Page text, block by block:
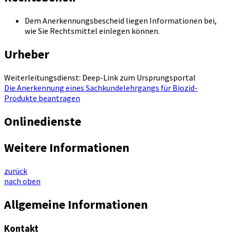
Dem Anerkennungsbescheid liegen Informationen bei,
wie Sie Rechtsmittel einlegen können.
Urheber
Weiterleitungsdienst: Deep-Link zum Ursprungsportal
Die Anerkennung eines Sachkundelehrgangs für Biozid-
Produkte beantragen
Onlinedienste
Weitere Informationen
zurück
nach oben
Allgemeine Informationen
Kontakt